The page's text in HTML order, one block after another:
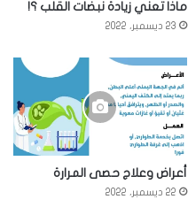
ماذا تعني زيادة نبضات القلب ؟!
23 ديسمبر، 2022
أعراض وعلاج حصى المرارة
22 ديسمبر، 2022